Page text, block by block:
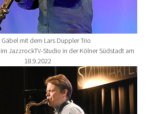
Gäbel mit dem Lars Duppler Trio
JazzrockTV-Studio in der Kölner Südstadt am
18.9.2022